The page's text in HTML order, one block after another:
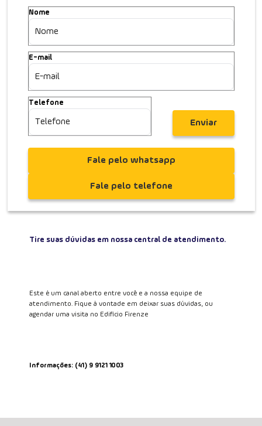
3
Quartos
231.86 m²
Privat.
3
Vagas
3
Suítes
R$ 1.450.000,00
Apartamento em Condomínio no Seminário,
153 m²
Rua Rodrigues Alves, 369, Seminário - Curitiba
VENDAS
Tire suas dúvidas em nossa central de atendimento.
Este é um canal aberto entre você e a nossa equipe de
atendimento. Fique à vontade em deixar suas dúvidas, ou
agendar uma visita no Edifício Firenze
Informações: (41) 9 9121 1003
Nome
E-mail
Telefone
Enviar
Fale pelo whatsapp
Fale pelo telefone